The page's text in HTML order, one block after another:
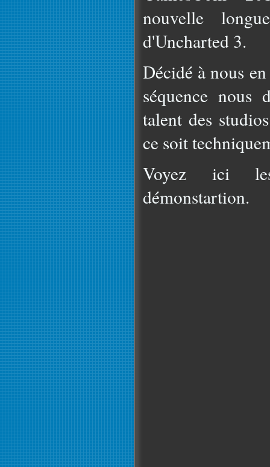
nouvelle
d'Uncharted 3.
Décidé à nous
séquence nous
talent des
ce soit
Voyez ici
démonstartion.